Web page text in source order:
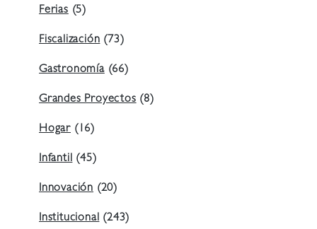
Ferias(5)
Fiscalización(73)
Gastronomía(66)
Grandes Proyectos(8)
Hogar (16)
Infantil(45)
Innovación (20)
Institucional(243)